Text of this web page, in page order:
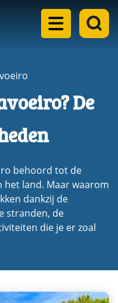
De
behoord tot de
het land. Maar waarom
dankzij de
stranden, de
die je er zoal